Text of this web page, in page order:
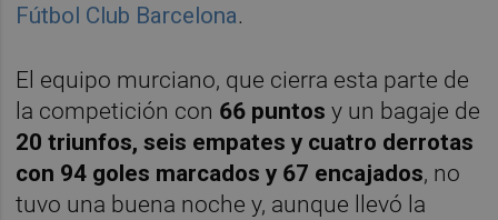
Fútbol Club Barcelona.
El equipo murciano, que cierra esta parte de
la competición con 66 puntos y un bagaje de
20 triunfos, seis empates y cuatro derrotas
con 94 goles marcados y 67 encajados, no
tuvo una buena noche y, aunque llevó la